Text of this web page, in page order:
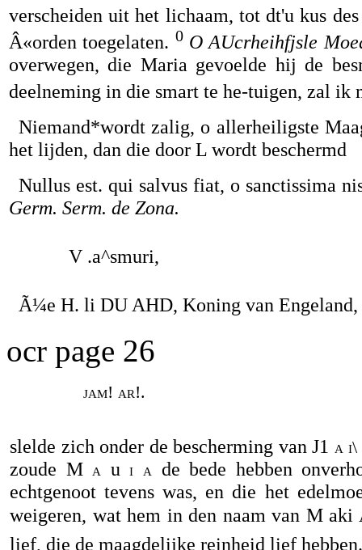
verscheiden uit het lichaam, tot dt'u kus
Â«orden toegelaten. 0 O AUcrheihfjsle
overwegen, die Maria gevoelde hij de
deelneming in die smart te he-tuigen, zal
Niemand*wordt zalig, o allerheiligste
het lijden, dan die door L wordt beschermd
Nullus est. qui salvus fiat, o sanctissima
Germ. Serm. de Zona.
V .a^smuri,
Ã¼e H. li DU AHD, Koning van Engeland,
ocr page 26
jam! ar!.
slelde zich onder de bescherming van J1 a
zoude Ma ui a de bede hebben
echtgenoot tevens was, en die het
weigeren, wat hem in den naam van M aki
lief, die de maagdelijke reinheid lief hebben.